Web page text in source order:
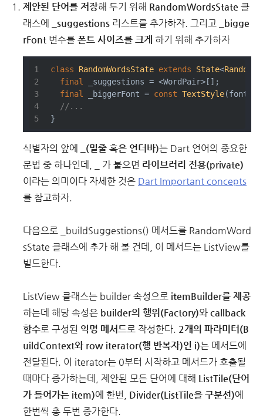
제안된 단어를 저장해 두기 위해 RandomWordsState 클
래스에
_suggestions 리스트를 추가하자. 그리고
_bigge
rFont 변수를 폰트 사이즈를 크게 하기 위해 추가하자
class RandomWordsState extends State<
final
_suggestions = <WordPair>[];
final
_biggerFont = const TextStyle
//...
}
식별자의 앞에 _(밑줄 혹은 언더바)는 Dart 언어의 중요한
문법 중 하나인데, _ 가 붙으면 라이브러리 전용(private)
이라는 의미이다 자세한 것은 Dart Important concepts
를 참고하자.
다음으로 _buildSuggestions() 메서드를 RandomWord
sState 클래스에 추가 해 볼 건데, 이 메서드는 ListView를
빌드한다.
ListView 클래스는 builder 속성으로 itemBuilder를 제공
하는데 해당 속성은 builder의 행위(Factory)와 callback
함수로 구성된 익명 메서드로 작성한다. 2개의 파라미터(B
uildContext와 row iterator(행 반복자)인 i)는 메서드에
전달된다. 이 iterator는 0부터 시작하고 메서드가 호출될
때마다 증가하는데, 제안된 모든 단어에 대해 ListTile(단어
가 들어가는 item)에 한번, Divider(ListTile을 구분선)에
한번씩 총 두번 증가한다.